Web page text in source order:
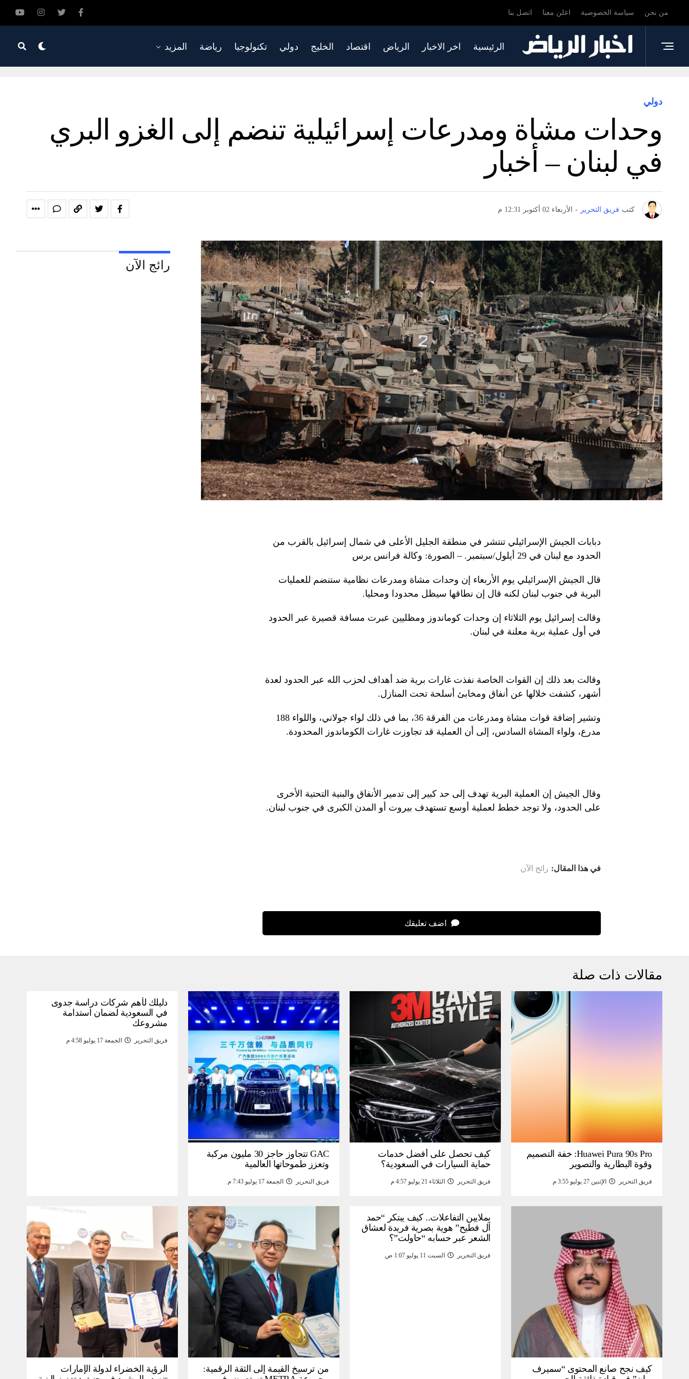
من نحن سياسة الخصوصية اعلن معنا اتصل بنا
الرئيسية اخر الاخبار الرياض اقتصاد الخليج دولي تكنولوجيا رياضة المزيد
دولي
وحدات مشاة ومدرعات إسرائيلية تنضم إلى الغزو البري
في لبنان – أخبار
كتب فريق التحرير - الأربعاء 02 أكتوبر 12:31 م
دبابات الجيش الإسرائيلي تنتشر في منطقة الجليل الأعلى في شمال إسرائيل بالقرب من
الحدود مع لبنان في 29 أيلول/سبتمبر. – الصورة: وكالة فرانس برس
قال الجيش الإسرائيلي يوم الأربعاء إن وحدات مشاة ومدرعات نظامية ستنضم للعمليات
البرية في جنوب لبنان لكنه قال إن نطاقها سيظل محدودا ومحليا.
وقالت إسرائيل يوم الثلاثاء إن وحدات كوماندوز ومظليين عبرت مسافة قصيرة عبر الحدود
في أول عملية برية معلنة في لبنان.
وقالت بعد ذلك إن القوات الخاصة نفذت غارات برية ضد أهداف لحزب الله عبر الحدود لعدة
أشهر، كشفت خلالها عن أنفاق ومخابئ أسلحة تحت المنازل.
وتشير إضافة قوات مشاة ومدرعات من الفرقة 36، بما في ذلك لواء جولاني، واللواء 188
مدرع، ولواء المشاة السادس، إلى أن العملية قد تجاوزت غارات الكوماندوز المحدودة.
وقال الجيش إن العملية البرية تهدف إلى حد كبير إلى تدمير الأنفاق والبنية التحتية الأخرى
على الحدود، ولا توجد خطط لعملية أوسع تستهدف بيروت أو المدن الكبرى في جنوب لبنان.
في هذا المقال: رائج الآن
اضف تعليقك
رائج الآن
مقالات ذات صلة
Huawei Pura 90s Pro: خفة التصميم
وقوة البطارية والتصوير
فريق التحرير الإثنين 27 يوليو 3:55 م
كيف تحصل على أفضل خدمات
حماية السيارات في السعودية؟
فريق التحرير الثلاثاء 21 يوليو 4:57 م
GAC تتجاوز حاجز 30 مليون مركبة
وتعزز طموحاتها العالمية
فريق التحرير الجمعة 17 يوليو 7:43 م
دليلك لأهم شركات دراسة جدوى
في السعودية لضمان استدامة
مشروعك
فريق التحرير الجمعة 17 يوليو 4:58 م
كيف نجح صانع المحتوى “سميرف
بملايين التفاعلات.. كيف يبتكر “حمد
آل فطيح” هوية بصرية فريدة لعشاق
الشعر عبر حسابه “حاولت”؟
فريق التحرير السبت 11 يوليو 1:07 ص
من ترسيخ القيمة إلى الثقة الرقمية:
الرؤية الخضراء لدولة الإمارات